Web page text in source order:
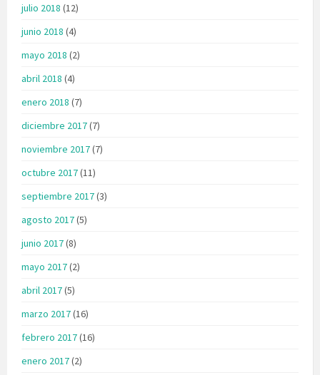
julio 2018 (12)
junio 2018 (4)
mayo 2018 (2)
abril 2018 (4)
enero 2018 (7)
diciembre 2017(7)
noviembre 2017(7)
octubre 2017(11)
septiembre 2017(3)
agosto 2017(5)
junio 2017(8)
mayo 2017(2)
abril 2017(5)
marzo 2017(16)
febrero 2017(16)
enero 2017(2)